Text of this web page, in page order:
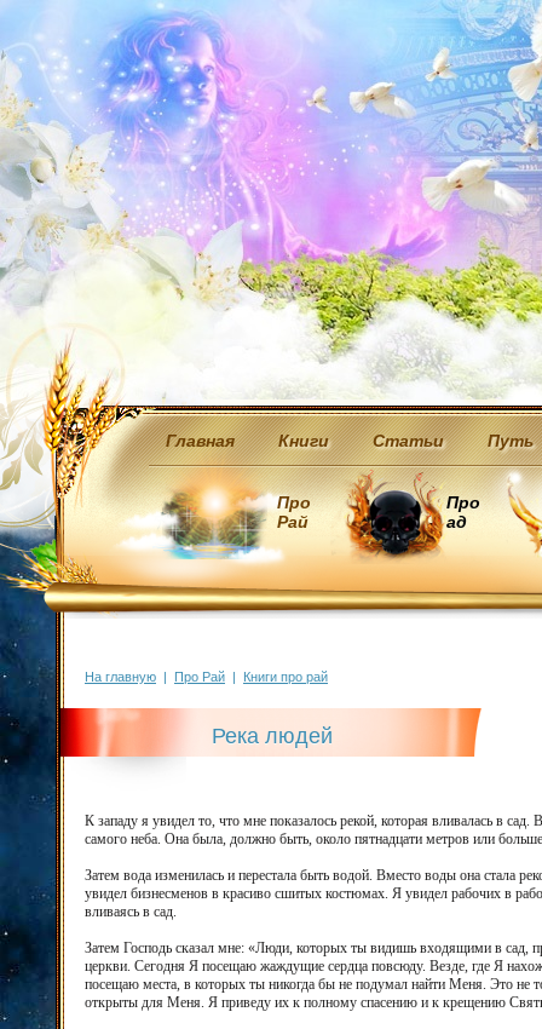
Главная Книги Статьи Путь
Про
Рай
Про
ад
На главную | Про Рай | Книги про рай
Река людей
К западу я увидел то, что мне показалось рекой, которая вливалась в
самого неба. Она была, должно быть, около пятнадцати метров или
Затем вода изменилась и перестала быть водой. Вместо воды она
увидел бизнесменов в красиво сшитых костюмах. Я увидел рабочих в
вливаясь в сад.
Затем Господь сказал мне: «Люди, которых ты видишь входящими в сад,
церкви. Сегодня Я посещаю жаждущие сердца повсюду. Везде, где Я
посещаю места, в которых ты никогда бы не подумал найти Меня. Это не
открыты для Меня. Я приведу их к полному спасению и к крещению